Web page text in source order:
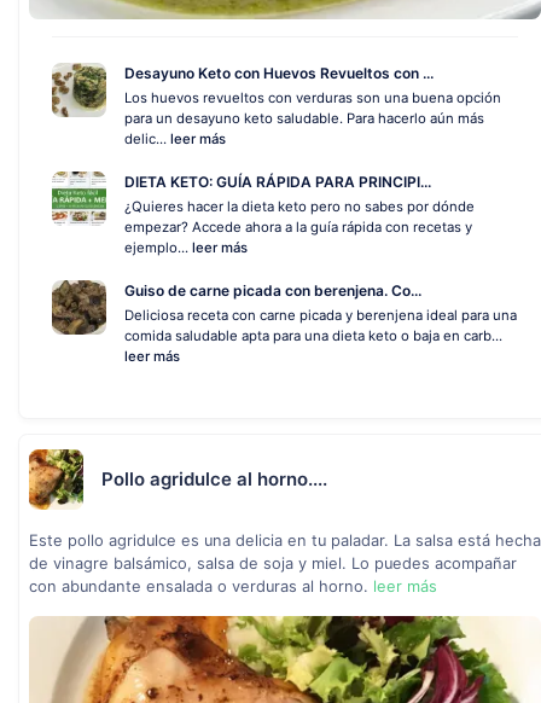
Desayuno Keto con Huevos Revueltos con ...
Los huevos revueltos con verduras son una buena opción
para un desayuno keto saludable. Para hacerlo aún más
delic... leer más
DIETA KETO: GUÍA RÁPIDA PARA PRINCIPI...
¿Quieres hacer la dieta keto pero no sabes por dónde
empezar? Accede ahora a la guía rápida con recetas y
ejemplo... leer más
Guiso de carne picada con berenjena. Co...
Deliciosa receta con carne picada y berenjena ideal para una
comida saludable apta para una dieta keto o baja en carb...
leer más
Pollo agridulce al horno....
Este pollo agridulce es una delicia en tu paladar. La salsa está hecha
de vinagre balsámico, salsa de soja y miel. Lo puedes acompañar
con abundante ensalada o verduras al horno. leer más